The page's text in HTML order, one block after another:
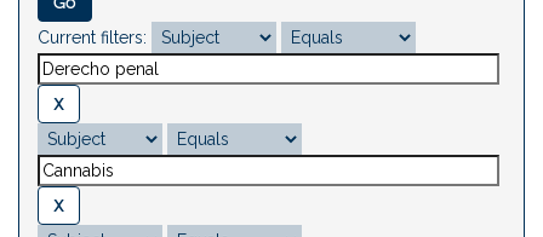
Current filters: